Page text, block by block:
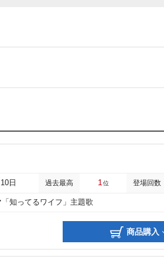
日 過去最高 1 位 登場回数
知ってるワイフ」主題歌
商品購入